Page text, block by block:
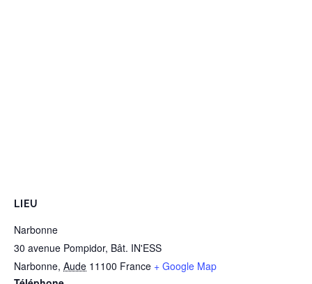
LIEU
Narbonne
30 avenue Pompidor, Bât. IN'ESS
Narbonne, Aude 11100 France + Google Map